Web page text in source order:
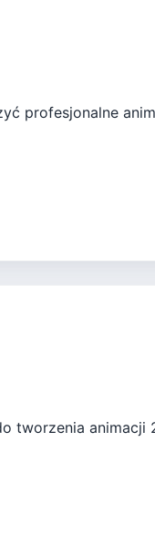
profesjonalne
tworzenia animacji